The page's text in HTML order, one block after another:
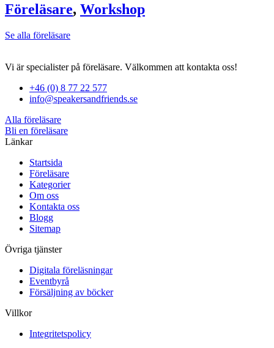
Föreläsare, Workshop
Se alla föreläsare
Vi är specialister på föreläsare. Välkommen att kontakta oss!
+46 (0) 8 77 22 577
info@speakersandfriends.se
Alla föreläsare
Bli en föreläsare​
Länkar
Startsida
Föreläsare
Kategorier
Om oss
Kontakta oss
Blogg
Sitemap
Övriga tjänster
Digitala föreläsningar
Eventbyrå
Försäljning av böcker
Villkor
Integritetspolicy